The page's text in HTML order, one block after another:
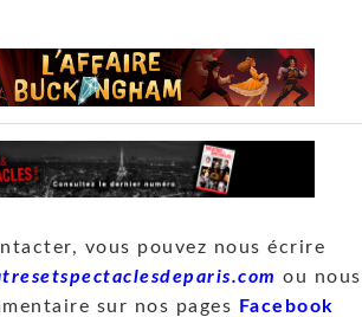
vous pouvez nous écrire
ou nous
sur nos pages
Facebook